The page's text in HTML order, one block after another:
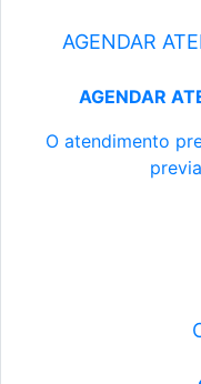
AGENDAR
AGENDAR
O atendimento